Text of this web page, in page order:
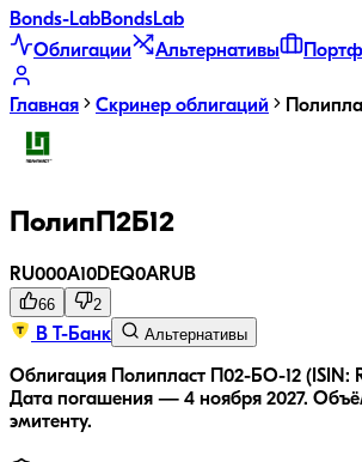
Bonds-LabBondsLab
Облигации
Альтернативы
Главная Скринер облигаций
ПолипП2Б12
RU000A10DEQ0ARUB
66 2
В Т-Банк Альтернативы
Облигация Полипласт П02-БО-12 (ISIN:
Дата погашения — 4 ноября 2027.
эмитенту.